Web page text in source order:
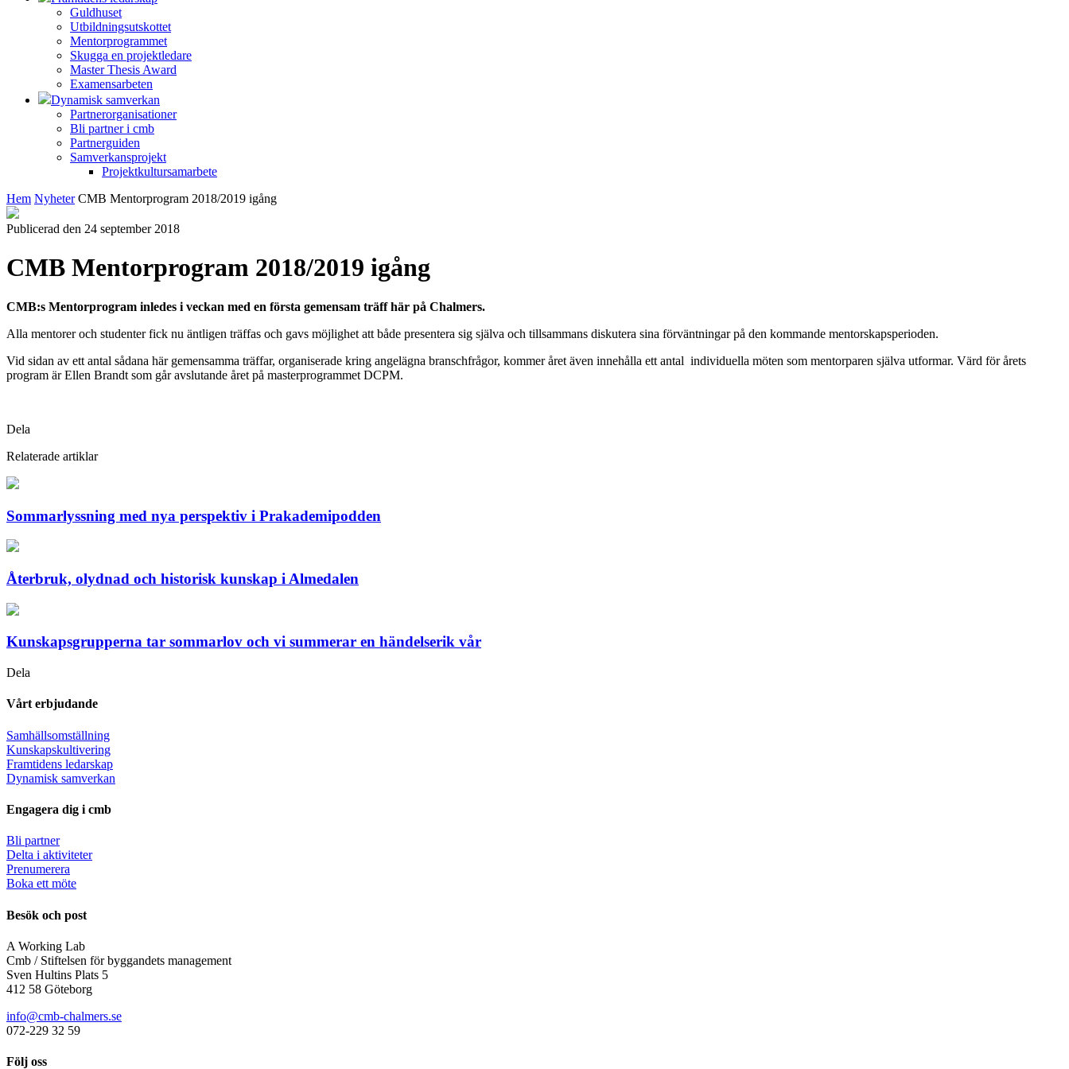
Guldhuset
Utbildningsutskottet
Mentorprogrammet
Skugga en projektledare
Master Thesis Award
Examensarbeten
Dynamisk samverkan
Partnerorganisationer
Bli partner i cmb
Partnerguiden
Samverkansprojekt
Projektkultursamarbete
Hem Nyheter CMB Mentorprogram 2018/2019 igång
Publicerad den 24 september 2018
CMB Mentorprogram 2018/2019 igång
CMB:s Mentorprogram inledes i veckan med en första gemensam träff här på Chalmers.
Alla mentorer och studenter fick nu äntligen träffas och gavs möjlighet att både presentera sig själva och tillsammans diskutera sina förväntningar på den kommande mentorskapsperioden.
Vid sidan av ett antal sådana här gemensamma träffar, organiserade kring angelägna branschfrågor, kommer året även innehålla ett antal individuella möten som mentorparen själva utformar. Värd för årets
program är Ellen Brandt som går avslutande året på masterprogrammet DCPM.
Dela
Relaterade artiklar
Sommarlyssning med nya perspektiv i Prakademipodden
Återbruk, olydnad och historisk kunskap i Almedalen
Kunskapsgrupperna tar sommarlov och vi summerar en händelserik vår
Dela
Vårt erbjudande
Samhällsomställning
Kunskapskultivering
Framtidens ledarskap
Dynamisk samverkan
Engagera dig i cmb
Bli partner
Delta i aktiviteter
Prenumerera
Boka ett möte
Besök och post
A Working Lab
Cmb / Stiftelsen för byggandets management
Sven Hultins Plats 5
412 58 Göteborg
info@cmb-chalmers.se
072-229 32 59
Följ oss